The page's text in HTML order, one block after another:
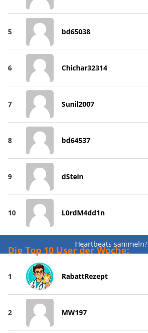
5 bd65038
6 Chichar32314
7 Sunil2007
8 bd64537
9 dStein
10 L0rdM4dd1n
Heartbeats sammeln?
Die Top 10 User der Woche:
1 RabattRezept
2 MW197